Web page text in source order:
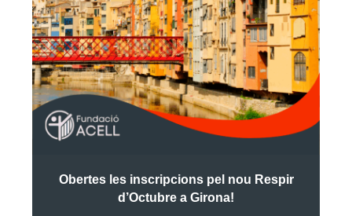
Obertes les inscripcions pel nou Respir
d’Octubre a Girona!